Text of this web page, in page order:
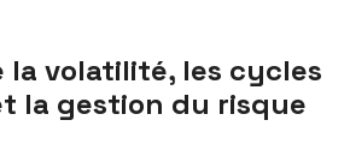
la volatilité, les cycles
la gestion du risque